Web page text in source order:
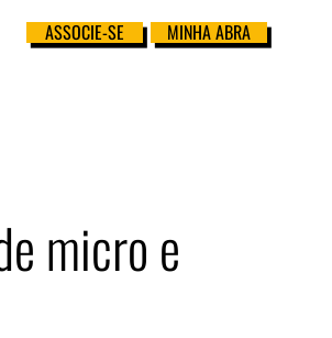
ASSOCIE-SE MINHA ABRA
micro e